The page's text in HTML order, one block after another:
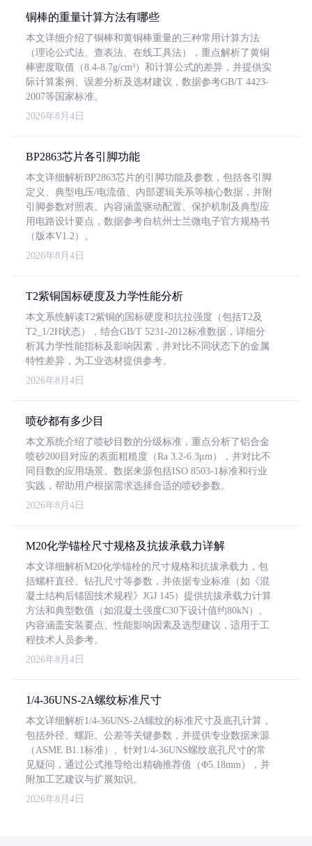
铜棒的重量计算方法有哪些
本文详细介绍了铜棒和黄铜棒重量的三种常用计算方法
（理论公式法、查表法、在线工具法），重点解析了黄铜
棒密度取值（8.4-8.7g/cm³）和计算公式的差异，并提供实
际计算案例、误差分析及选材建议，数据参考GB/T 4423-
2007等国家标准。
2026年8月4日
BP2863芯片各引脚功能
本文详细解析BP2863芯片的引脚功能及参数，包括各引脚
定义、典型电压/电流值、内部逻辑关系等核心数据，并附
引脚参数对照表。内容涵盖驱动配置、保护机制及典型应
用电路设计要点，数据参考自杭州士兰微电子官方规格书
（版本V1.2）。
2026年8月4日
T2紫铜国标硬度及力学性能分析
本文系统解读T2紫铜的国标硬度和抗拉强度（包括T2及
T2_1/2H状态），结合GB/T 5231-2012标准数据，详细分
析其力学性能指标及影响因素，并对比不同状态下的金属
特性差异，为工业选材提供参考。
2026年8月4日
喷砂都有多少目
本文系统介绍了喷砂目数的分级标准，重点分析了铝合金
喷砂200目对应的表面粗糙度（Ra 3.2-6.3μm），并对比不
同目数的应用场景。数据来源包括ISO 8503-1标准和行业
实践，帮助用户根据需求选择合适的喷砂参数。
2026年8月4日
M20化学锚栓尺寸规格及抗拔承载力详解
本文详细解析M20化学锚栓的尺寸规格和抗拔承载力，包
括螺杆直径、钻孔尺寸等参数，并依据专业标准（如《混
凝土结构后锚固技术规程》JGJ 145）提供抗拔承载力计算
方法和典型数值（如混凝土强度C30下设计值约80kN）。
内容涵盖安装要点、性能影响因素及选型建议，适用于工
程技术人员参考。
2026年8月4日
1/4-36UNS-2A螺纹标准尺寸
本文详细解析1/4-36UNS-2A螺纹的标准尺寸及底孔计算，
包括外径、螺距、公差等关键参数，并提供专业数据来源
（ASME B1.1标准）。针对1/4-36UNS螺纹底孔尺寸的常
见疑问，通过公式推导给出精确推荐值（Φ5.18mm），并
附加工艺建议与扩展知识。
2026年8月4日